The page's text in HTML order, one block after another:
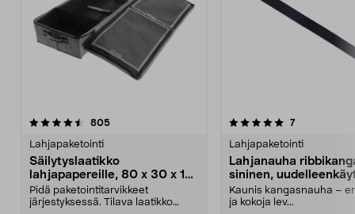
805arvostelut
Lahjapaketointi
Säilytyslaatikko
lahjapapereille, 80 x 30 x 12
cm
Pidä paketointitarvikkeet
järjestyksessä. Tilava laatikko
5.0 viidestä
7arvostelut
Lahjapaketointi
Lahjanauha
sininen,
Kaunis kangasnauha –
ja kokoja lev...
4.5 viidestä